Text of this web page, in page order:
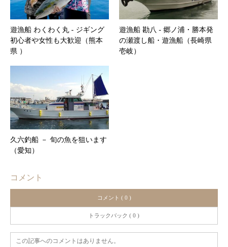
遊漁船 わくわく丸 ‐ ジギング
初心者や女性も大歓迎（熊本
県 ）
遊漁船 勘八 ‐ 郷ノ浦・勝本発
の瀬渡し船・遊漁船（長崎県
壱岐）
久六釣船 － 旬の魚を狙います
（愛知）
コメント
コメント ( 0 )
トラックバック ( 0 )
この記事へのコメントはありません。